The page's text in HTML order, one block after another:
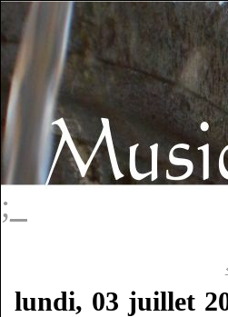
;_
lundi, 03 juillet